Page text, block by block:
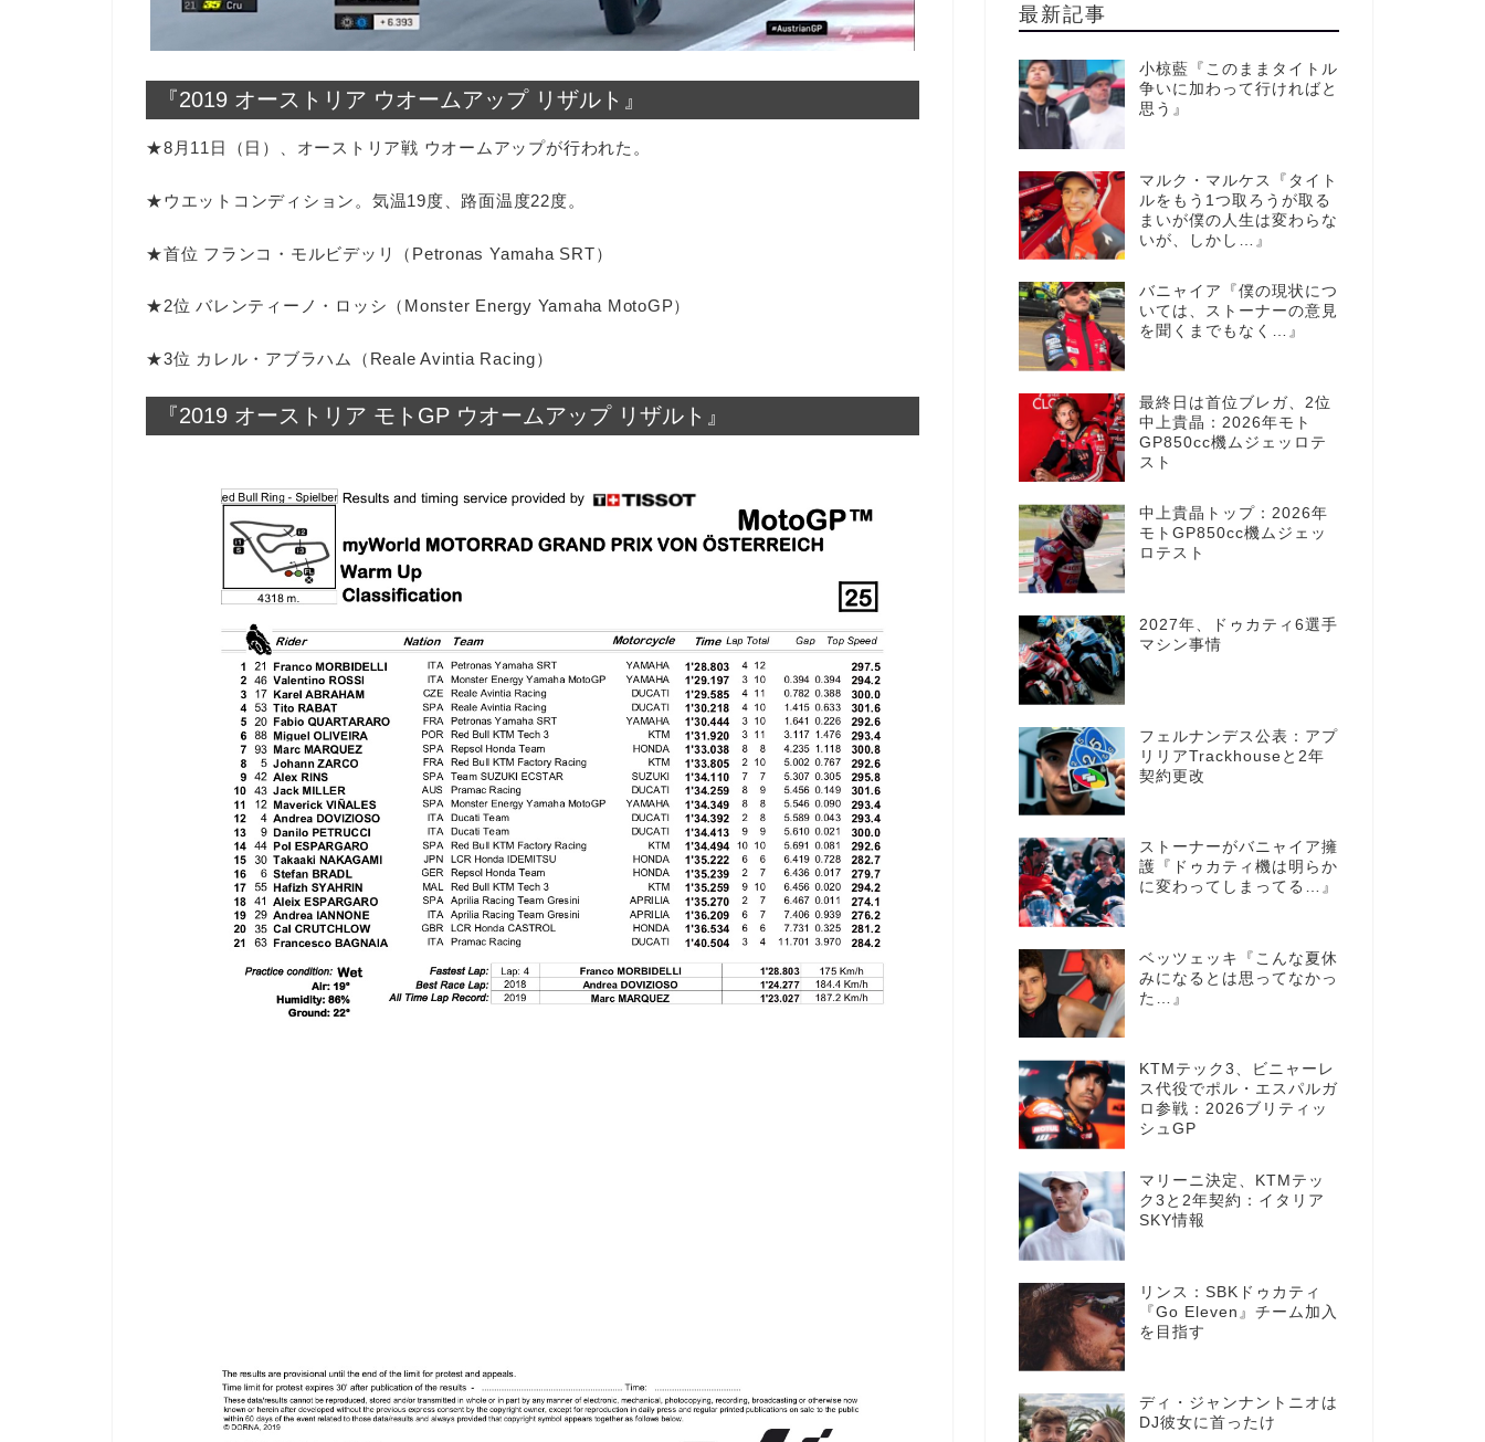
『2019 オーストリア ウオームアップ リザルト』
★8月11日（日）、オーストリア戦 ウオームアップが行われた。
★ウエットコンディション。気温19度、路面温度22度。
★首位 フランコ・モルビデッリ（Petronas Yamaha SRT）
★2位 バレンティーノ・ロッシ（Monster Energy Yamaha MotoGP）
★3位 カレル・アブラハム（Reale Avintia Racing）
『2019 オーストリア モトGP ウオームアップ リザルト』
最新記事
小椋藍『このままタイトル
争いに加わって行ければと
思う』
マルク・マルケス『タイト
ルをもう1つ取ろうが取る
まいが僕の人生は変わらな
いが、しかし…』
バニャイア『僕の現状につ
いては、ストーナーの意見
を聞くまでもなく…』
最終日は首位ブレガ、2位
中上貴晶：2026年モト
GP850cc機ムジェッロテ
スト
中上貴晶トップ：2026年
モトGP850cc機ムジェッ
ロテスト
2027年、ドゥカティ6選手
マシン事情
フェルナンデス公表：アプ
リリアTrackhouseと2年
契約更改
ストーナーがバニャイア擁
護『ドゥカティ機は明らか
に変わってしまってる…』
ベッツェッキ『こんな夏休
みになるとは思ってなかっ
た…』
KTMテック3、ビニャーレ
ス代役でポル・エスパルガ
ロ参戦：2026ブリティッ
シュGP
マリーニ決定、KTMテッ
ク3と2年契約：イタリア
SKY情報
リンス：SBKドゥカティ
『Go Eleven』チーム加入
を目指す
ディ・ジャンナントニオは
DJ彼女に首ったけ